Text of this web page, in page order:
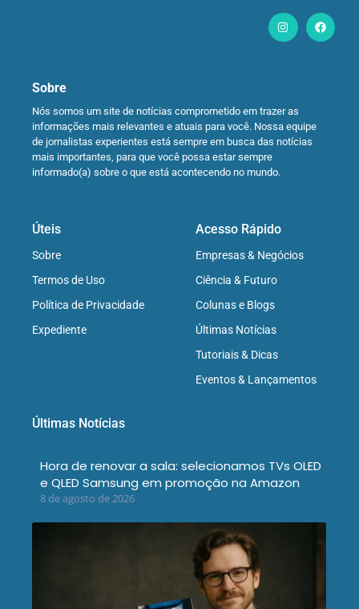
Sobre
Nós somos um site de notícias comprometido em trazer as
informações mais relevantes e atuais para você. Nossa equipe
de jornalistas experientes está sempre em busca das notícias
mais importantes, para que você possa estar sempre
informado(a) sobre o que está acontecendo no mundo.
Úteis
Sobre
Termos de Uso
Política de Privacidade
Expediente
Acesso Rápido
Empresas & Negócios
Ciência & Futuro
Colunas e Blogs
Últimas Notícias
Tutoriais & Dicas
Eventos & Lançamentos
Últimas Notícias
Hora de renovar a sala: selecionamos TVs OLED
e QLED Samsung em promoção na Amazon
8 de agosto de 2026